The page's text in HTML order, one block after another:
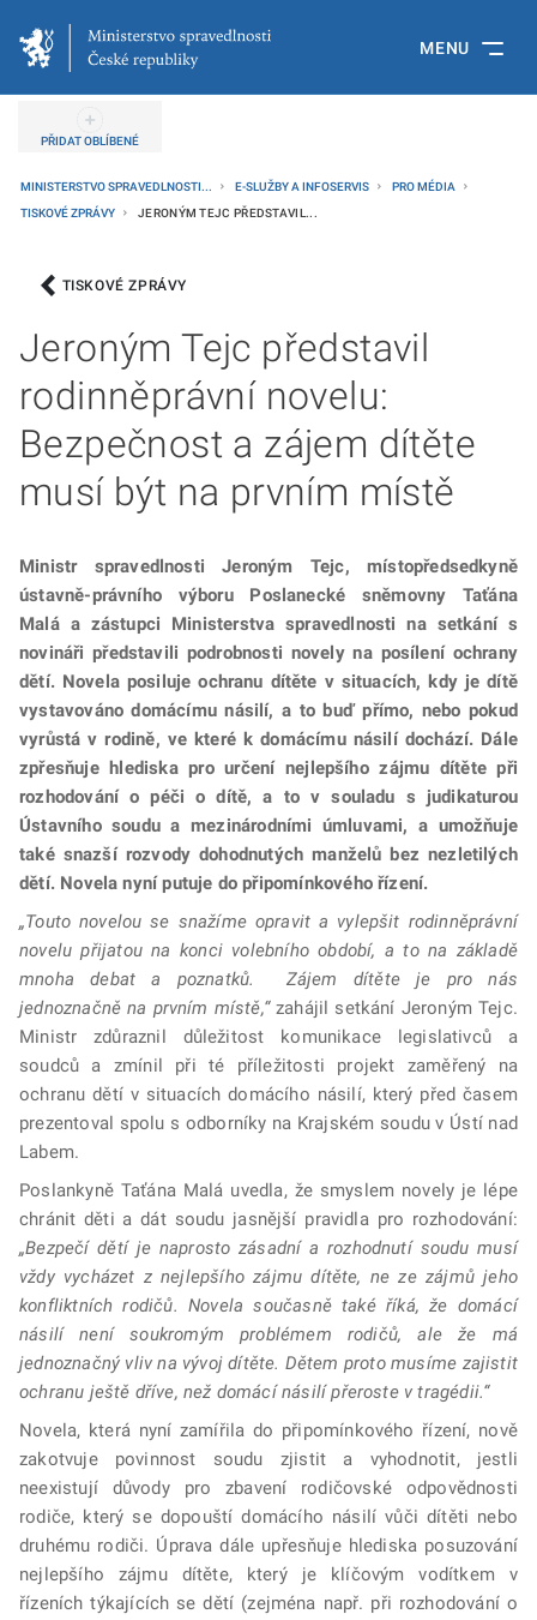
MENU
PŘIDAT OBLÍBENÉ
MINISTERSTVO SPRAVEDLNOSTI... E-SLUŽBY A INFOSERVIS
PRO MÉDIA
TISKOVÉ ZPRÁVY
JERONÝM TEJC PŘEDSTAVIL...
TISKOVÉ ZPRÁVY
Jeroným Tejc představil
rodinněprávní novelu:
Bezpečnost a zájem dítěte
musí být na prvním místě
Ministr spravedlnosti Jeroným Tejc, místopředsedkyně
ústavně-právního výboru Poslanecké sněmovny Taťána
Malá a zástupci Ministerstva spravedlnosti na setkání s
novináři představili podrobnosti novely na posílení ochrany
dětí. Novela posiluje ochranu dítěte v situacích, kdy je dítě
vystavováno domácímu násilí, a to buď přímo, nebo pokud
vyrůstá v rodině, ve které k domácímu násilí dochází. Dále
zpřesňuje hlediska pro určení nejlepšího zájmu dítěte při
rozhodování o péči o dítě, a to v souladu s judikaturou
Ústavního soudu a mezinárodními úmluvami, a umožňuje
také snazší rozvody dohodnutých manželů bez nezletilých
dětí. Novela nyní putuje do připomínkového řízení.
„Touto novelou se snažíme opravit a vylepšit rodinněprávní
novelu přijatou na konci volebního období, a to na základě
mnoha debat a poznatků. Zájem dítěte je pro nás
jednoznačně na prvním místě,“zahájil setkání Jeroným Tejc.
Ministr zdůraznil důležitost komunikace legislativců a
soudců a zmínil při té příležitosti projekt zaměřený na
ochranu dětí v situacích domácího násilí, který před časem
prezentoval spolu s odborníky na Krajském soudu v Ústí nad
Labem.
Poslankyně Taťána Malá uvedla, že smyslem novely je lépe
chránit děti a dát soudu jasnější pravidla pro rozhodování:
„Bezpečí dětí je naprosto zásadní a rozhodnutí soudu musí
vždy vycházet z nejlepšího zájmu dítěte, ne ze zájmů jeho
konfliktních rodičů. Novela současně také říká, že domácí
násilí není soukromým problémem rodičů, ale že má
jednoznačný vliv na vývoj dítěte. Dětem proto musíme zajistit
ochranu ještě dříve, než domácí násilí přeroste v tragédii.“
Novela, která nyní zamířila do připomínkového řízení, nově
zakotvuje povinnost soudu zjistit a vyhodnotit, jestli
neexistují důvody pro zbavení rodičovské odpovědnosti
rodiče, který se dopouští domácího násilí vůči dítěti nebo
druhému rodiči. Úprava dále upřesňuje hlediska posuzování
nejlepšího zájmu dítěte, který je klíčovým vodítkem v
řízeních týkajících se dětí (zejména např. při rozhodování o